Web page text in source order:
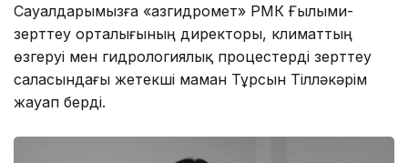
Сауалдарымызға «Қазгидромет» РМК Ғылыми-
зерттеу орталығының директоры, климаттың
өзгеруі мен гидрологиялық процестерді зерттеу
саласындағы жетекші маман Тұрсын Тілләкәрім
жауап берді.